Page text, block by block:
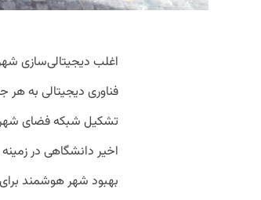
اغلب دیجیتالی‌سازی
فناوری دیجیتالی به هر
تشکیل شبکه فضای
اخیر دانشگاهی در
بهبود شهر هوشمند